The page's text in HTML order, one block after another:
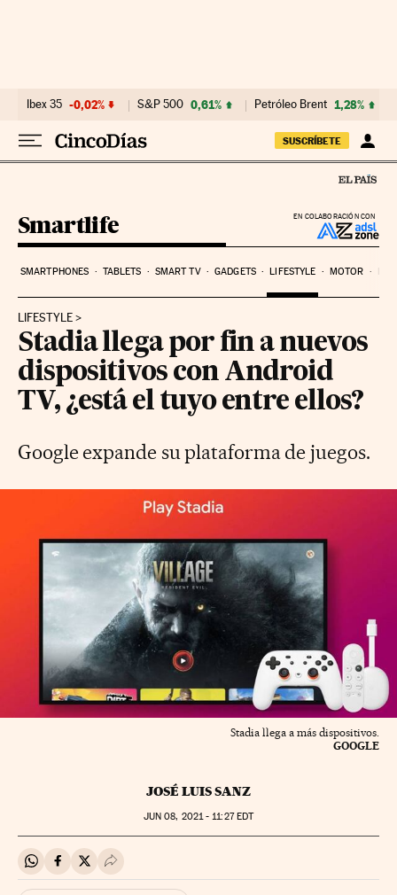
Ibex 35 -0,02% S&P 500 0,61% Petróleo Brent 1,28%
SUSCRÍBETE
EN COLABORACIÓN CON
Smartlife
SMARTPHONES TABLETS SMART TV GADGETS LIFESTYLE MOTOR
LIFESTYLE
Stadia llega por fin a nuevos
dispositivos con Android
TV, ¿está el tuyo entre ellos?
Google expande su plataforma de juegos.
Stadia llega a más dispositivos.
GOOGLE
JOSÉ LUIS SANZ
JUN 08, 2021 - 11:27EDT
Compartir en Whatsapp
Compartir en Facebook
Compartir en Twitter
Desplegar Redes Sociales